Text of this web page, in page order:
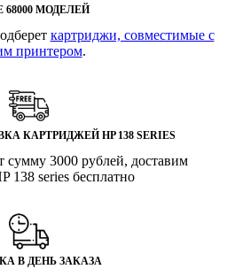
68000 МОДЕЛЕЙ
картриджи, совместимые с
принтером.
КАРТРИДЖЕЙ HP 138 SERIES
сумму 3000 рублей, доставим
138 series бесплатно
В ДЕНЬ ЗАКАЗА